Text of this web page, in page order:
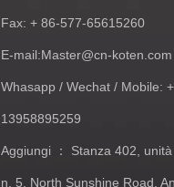
Fax: + 86-577-65615260
E-mail:Master@cn-koten.com
Whasapp / Wechat / Mobile:
13958895259
Aggiungi ： Stanza 402,
n. 5, North Sunshine Road,